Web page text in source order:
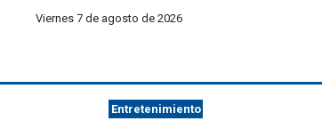
Viernes 7 de agosto de 2026
Entretenimiento